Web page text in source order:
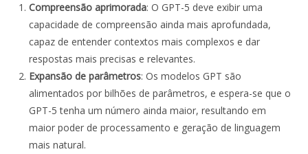
Compreensão aprimorada: O GPT-5 deve exibir uma
capacidade de compreensão ainda mais aprofundada,
capaz de entender contextos mais complexos e dar
respostas mais precisas e relevantes.
Expansão de parâmetros: Os modelos GPT são
alimentados por bilhões de parâmetros, e espera-se que o
GPT-5 tenha um número ainda maior, resultando em
maior poder de processamento e geração de linguagem
mais natural.